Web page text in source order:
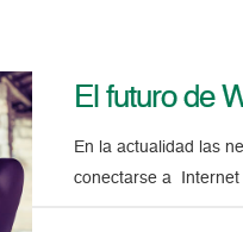
El futuro de
En la actualidad las
conectarse a Internet